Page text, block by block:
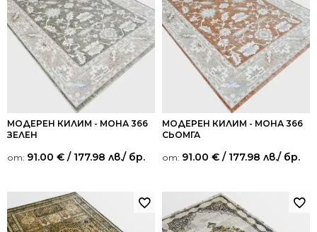
МОДЕРЕН КИЛИМ - МОНА 366
ЗЕЛЕН
от: 91.00 € / 177.98 лв./ бр.
МОДЕРЕН КИЛИМ - МОНА 366
СЬОМГА
от: 91.00 € / 177.98 лв./ бр.